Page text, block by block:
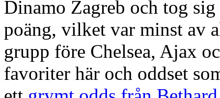
Dinamo Zagreb och tog
poäng, vilket var minst av
grupp före Chelsea, Ajax
favoriter här och oddset